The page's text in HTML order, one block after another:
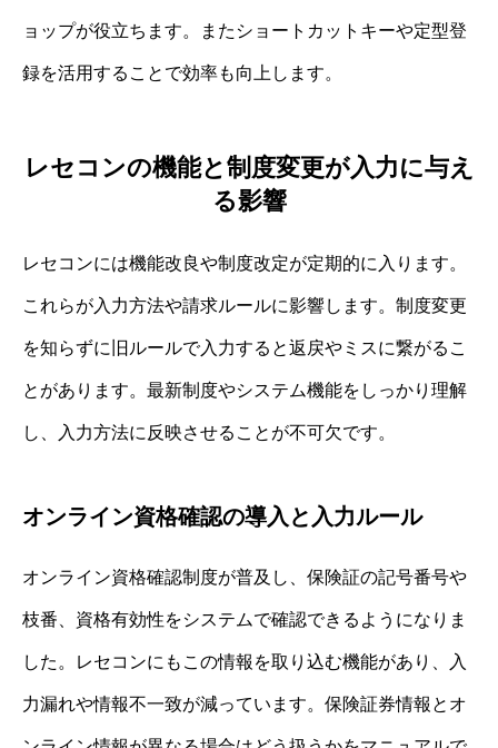
ョップが役立ちます。またショートカットキーや定型登
録を活用することで効率も向上します。
レセコンの機能と制度変更が入力に与え
る影響
レセコンには機能改良や制度改定が定期的に入ります。
これらが入力方法や請求ルールに影響します。制度変更
を知らずに旧ルールで入力すると返戻やミスに繋がるこ
とがあります。最新制度やシステム機能をしっかり理解
し、入力方法に反映させることが不可欠です。
オンライン資格確認の導入と入力ルール
オンライン資格確認制度が普及し、保険証の記号番号や
枝番、資格有効性をシステムで確認できるようになりま
した。レセコンにもこの情報を取り込む機能があり、入
力漏れや情報不一致が減っています。保険証券情報とオ